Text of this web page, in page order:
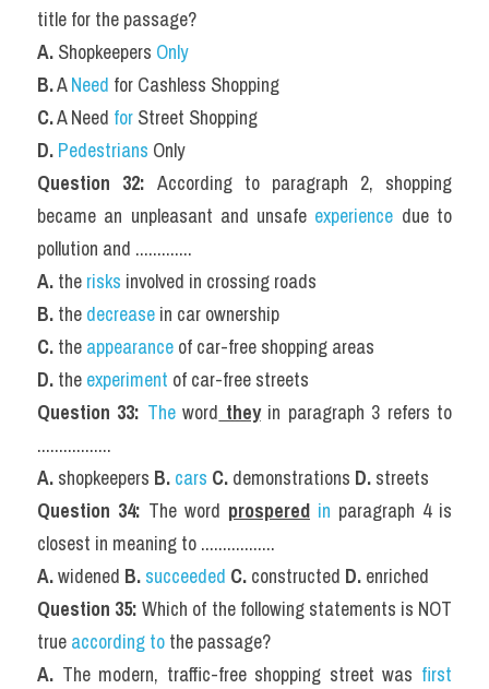
title for the passage?
A. Shopkeepers Only
B. A Need for Cashless Shopping
C. A Need for Street Shopping
D. Pedestrians Only
Question 32: According to paragraph 2, shopping
became an unpleasant and unsafe experience due to
pollution and .............
A. the risks involved in crossing roads
B. the decrease in car ownership
C. the appearance of car-free shopping areas
D. the experiment of car-free streets
Question 33: The word they in paragraph 3 refers to
.................
A. shopkeepers B. cars C. demonstrations D. streets
Question 34: The word prospered in paragraph 4 is
closest in meaning to .................
A. widened B. succeeded C. constructed D. enriched
Question 35: Which of the following statements is NOT
true according to the passage?
A. The modern, traffic-free shopping street was first